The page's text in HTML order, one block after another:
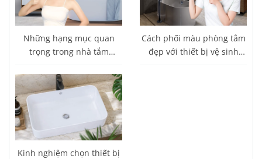
Những hạng mục quan
trọng trong nhà tắm
Cách phối màu phòng tắm
đẹp với thiết bị vệ sinh
Kinh nghiệm chọn thiết bị